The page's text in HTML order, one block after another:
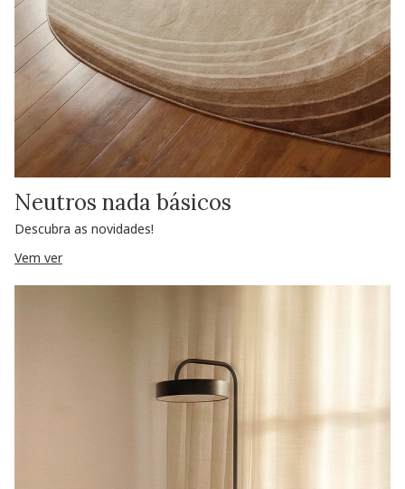
Neutros nada básicos
Descubra as novidades!
Vem ver